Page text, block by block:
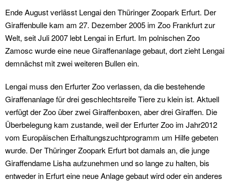
Ende August verlässt Lengai den Thüringer Zoopark Erfurt. Der
Giraffenbulle kam am 27. Dezember 2005 im Zoo Frankfurt zur
Welt, seit Juli 2007 lebt Lengai in Erfurt. Im polnischen Zoo
Zamosc wurde eine neue Giraffenanlage gebaut, dort zieht Lengai
demnächst mit zwei weiteren Bullen ein.
Lengai muss den Erfurter Zoo verlassen, da die bestehende
Giraffenanlage für drei geschlechtsreife Tiere zu klein ist. Aktuell
verfügt der Zoo über zwei Giraffenboxen, aber drei Giraffen. Die
Überbelegung kam zustande, weil der Erfurter Zoo im Jahr2012
vom Europäischen Erhaltungszuchtprogramm um Hilfe gebeten
wurde. Der Thüringer Zoopark Erfurt bot damals an, die junge
Giraffenda­me Lisha aufzunehmen und so lange zu halten, bis
entweder in Erfurt eine neue Anlage gebaut wird oder ein anderes